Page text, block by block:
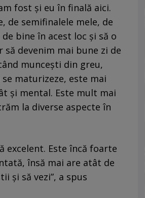
fost și eu în finală aici.
de semifinalele mele, de
bine în acest loc și să o
să devenim mai bune zi de
muncești din greu,
maturizeze, este mai
și mental. Este mult mai
la diverse aspecte în
excelent. Este încă foarte
însă mai are atât de
și să vezi”, a spus